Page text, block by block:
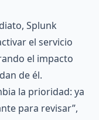
Splunk
el servicio
el impacto
de él.
la prioridad: ya
para revisar”,